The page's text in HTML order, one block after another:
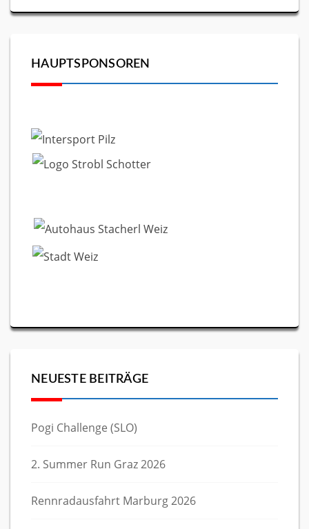
HAUPTSPONSOREN
NEUESTE BEITRÄGE
Pogi Challenge (SLO)
2. Summer Run Graz 2026
Rennradausfahrt Marburg 2026